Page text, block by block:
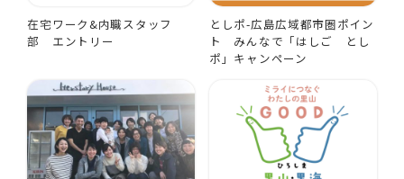
在宅ワーク&内職スタッフ
部 エントリー
としポ-広島広域都市圏ポイン
ト みんなで「はしご とし
ポ」キャンペーン